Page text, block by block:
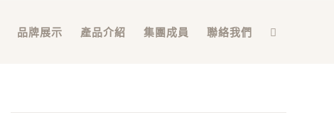
品牌展示 產品介紹 集團成員 聯絡我們